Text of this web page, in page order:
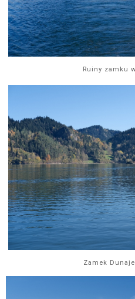
Ruiny zamku
Zamek